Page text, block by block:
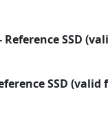
SSD
SSD (valid